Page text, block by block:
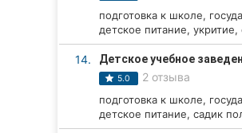
подготовка к школе,
детское питание,
14. Детское учебное
5.0 2 отзыва
подготовка к школе,
детское питание, садик